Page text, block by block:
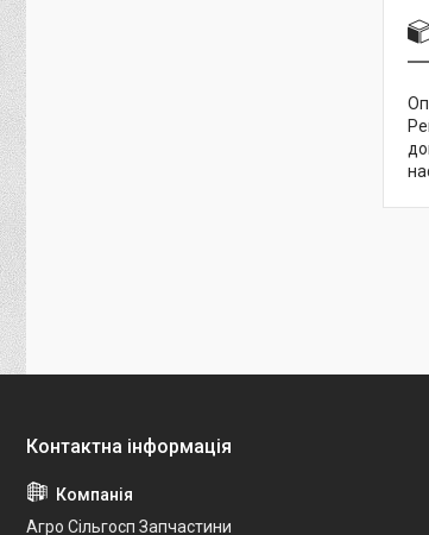
Агро Сільгосп Запчастини